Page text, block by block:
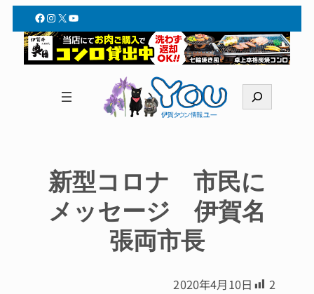
Facebook
Instagram
X YouTube
索
新型コロナ 市民に
メッセージ 伊賀名
張両市長
2020年4月10日 2